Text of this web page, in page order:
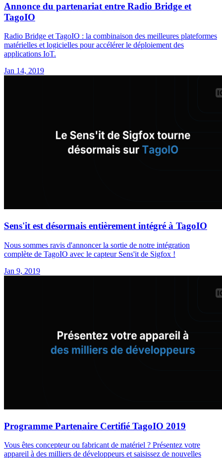
Annonce du partenariat entre Radio Bridge et
TagoIO
Radio Bridge et TagoIO : la combinaison des meilleures plateformes
matérielles et logicielles pour accélérer le déploiement des
applications IoT.
Jan 14, 2019
Sens'it est désormais entièrement intégré à TagoIO
Nous sommes ravis d'annoncer la sortie de notre intégration
complète de TagoIO avec le capteur Sens'it de Sigfox !
Jan 9, 2019
Programme Partenaire Certifié TagoIO 2019
Vous êtes concepteur ou fabricant de matériel ? Présentez votre
appareil à des milliers de développeurs et saisissez de nouvelles